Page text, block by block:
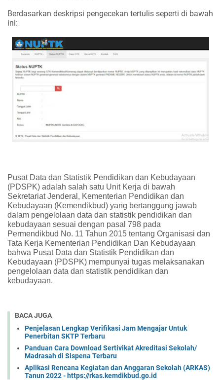
Berdasarkan deskripsi pengecekan tertulis seperti di bawah
ini:
Pusat Data dan Statistik Pendidikan dan Kebudayaan
(PDSPK) adalah salah satu Unit Kerja di bawah
Sekretariat Jenderal, Kementerian Pendidikan dan
Kebudayaan (Kemendikbud) yang bertanggung jawab
dalam pengelolaan data dan statistik pendidikan dan
kebudayaan sesuai dengan pasal 798 pada
Permendikbud No. 11 Tahun 2015 tentang Organisasi dan
Tata Kerja Kementerian Pendidikan Dan Kebudayaan
bahwa Pusat Data dan Statistik Pendidikan dan
Kebudayaan (PDSPK) mempunyai tugas melaksanakan
pengelolaan data dan statistik pendidikan dan
kebudayaan.
BACA JUGA
Penjelasan Lengkap Verifikasi Jam Mengajar Untuk
Penerbitan SKTP Terbaru
Panduan Cara Download Sertivikat Akreditasi Sekolah/
Madrasah di Sispena Terbaru
Aplikasi Rencana Kegiatan dan Anggaran Sekolah (ARKAS)
Tanun 2022 - https://rkas.kemdikbud.go.id